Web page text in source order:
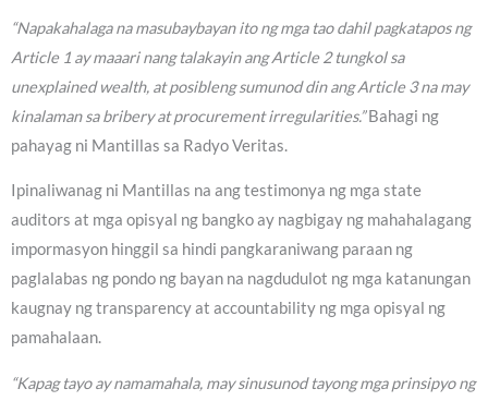
“Napakahalaga na masubaybayan ito ng mga tao dahil pagkatapos ng
Article 1 ay maaari nang talakayin ang Article 2 tungkol sa
unexplained wealth, at posibleng sumunod din ang Article 3 na may
kinalaman sa bribery at procurement irregularities.”Bahagi ng
pahayag ni Mantillas sa Radyo Veritas.
Ipinaliwanag ni Mantillas na ang testimonya ng mga state
auditors at mga opisyal ng bangko ay nagbigay ng mahahalagang
impormasyon hinggil sa hindi pangkaraniwang paraan ng
paglalabas ng pondo ng bayan na nagdudulot ng mga katanungan
kaugnay ng transparency at accountability ng mga opisyal ng
pamahalaan.
“Kapag tayo ay namamahala, may sinusunod tayong mga prinsipyo ng